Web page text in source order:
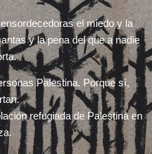
el miedo y la
y la pena del que a nadie
Palestina. Porque sí,
refugiada de Palestina en